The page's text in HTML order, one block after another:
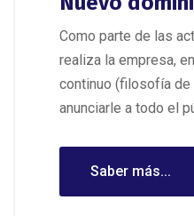
Como parte de las
realiza la empresa,
continuo (filosofía de
anunciarle a todo el
Saber más...